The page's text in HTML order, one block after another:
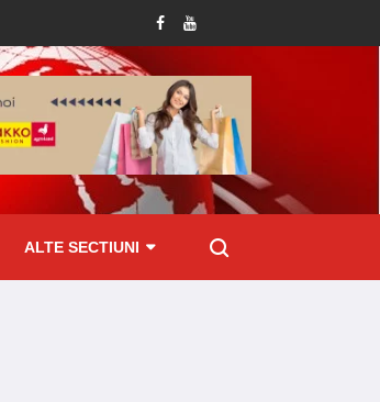
Amenzi de peste 70 mii lei aplicate de ITM Botoșani
ALTE SECTIUNI